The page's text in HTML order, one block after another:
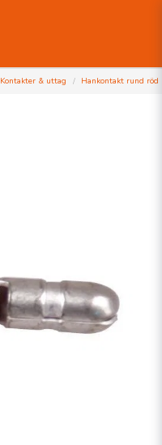
Kontakter & uttag Hankontakt rund röd